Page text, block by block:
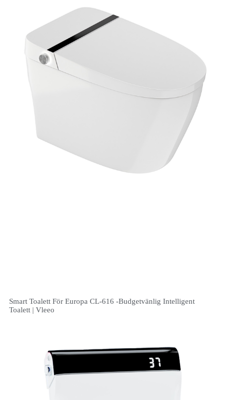
Smart Toalett För Europa CL-616 -Budgetvänlig Intelligent
Toalett | Vleeo